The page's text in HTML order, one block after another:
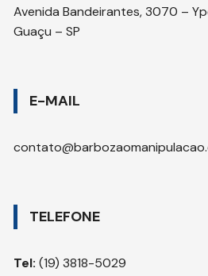
Avenida Bandeirantes, 3070 –
Guaçu – SP
E-MAIL
TELEFONE
Tel: (19) 3818-5029